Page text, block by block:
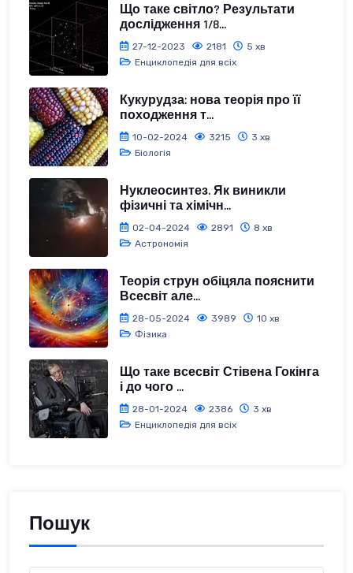
Що таке світло? Результати
дослідження 1/8...
27-12-2023 2181
5 хв
Енциклопедія для всіх
Кукурудза: нова теорія про її
походження т...
10-02-2024 3215
3 хв
Біологія
Нуклеосинтез. Як виникли
фізичні та хімічн...
02-04-2024 2891
8 хв
Астрономія
Теорія струн обіцяла пояснити
Всесвіт але...
28-05-2024 3989
10 хв
Фізика
Що таке всесвіт Стівена Гокінга
і до чого ...
28-01-2024 2386
3 хв
Енциклопедія для всіх
Пошук